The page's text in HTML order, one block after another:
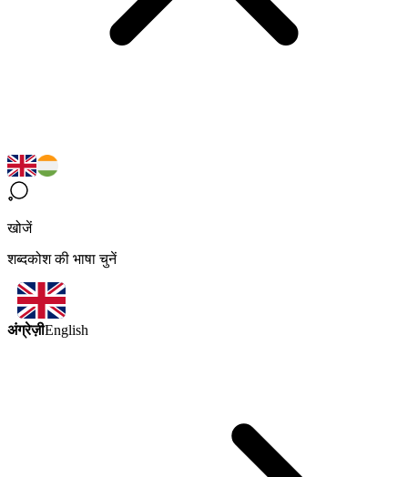
खोजें
शब्दकोश की भाषा चुनें
अंग्रेज़ीEnglish